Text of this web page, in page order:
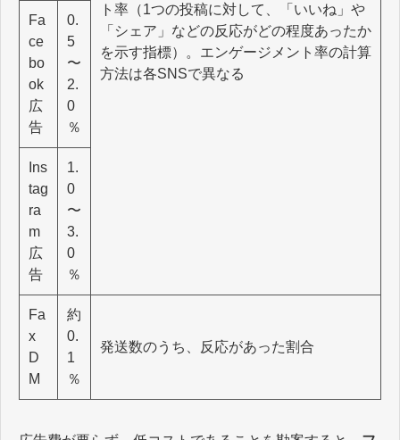
ト率（1つの投稿に対して、「いいね」や
「シェア」などの反応がどの程度あったか
を示す指標）。エンゲージメント率の計算
方法は各SNSで異なる
Fa
ce
bo
ok
広
告
0.
5
〜
2.
0
％
Ins
tag
ra
m
広
告
1.
0
〜
3.
0
％
Fa
x
D
M
約
0.
1
％
発送数のうち、反応があった割合